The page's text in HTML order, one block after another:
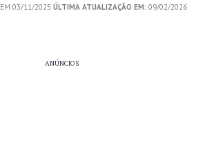
EM 03/11/2025 ÚLTIMA ATUALIZAÇÃO EM: 09/02/2026
ANÚNCIOS